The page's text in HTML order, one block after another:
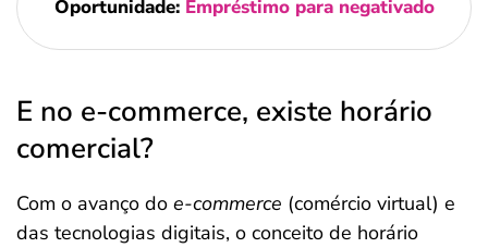
Oportunidade: Empréstimo para negativado
E no e-commerce, existe horário
comercial?
Com o avanço do e-commerce (comércio virtual) e
das tecnologias digitais, o conceito de horário